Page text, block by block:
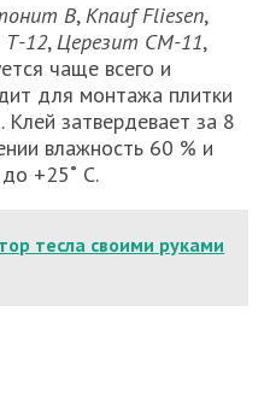
В,Knauf Fliesen,
12,Церезит СМ-11,
чаще всего и
для монтажа плитки
затвердевает за 8
влажность 60 % и
+25˚ С.
тесла своими руками